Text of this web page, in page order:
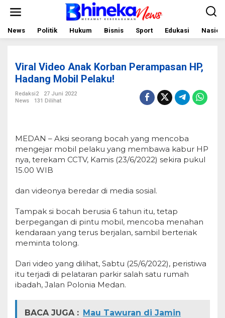
News Politik Hukum Bisnis Sport Edukasi
Viral Video Anak Korban Perampasan HP,
Hadang Mobil Pelaku!
Redaksi2
27 Juni 2022
News
131 Dilihat
MEDAN – Aksi seorang bocah yang mencoba
mengejar mobil pelaku yang membawa kabur HP
nya, terekam CCTV, Kamis (23/6/2022) sekira pukul
15.00 WIB
dan videonya beredar di media sosial.
Tampak si bocah berusia 6 tahun itu, tetap
berpegangan di pintu mobil, mencoba menahan
kendaraan yang terus berjalan, sambil berteriak
meminta tolong.
Dari video yang dilihat, Sabtu (25/6/2022), peristiwa
itu terjadi di pelataran parkir salah satu rumah
ibadah, Jalan Polonia Medan.
BACA JUGA : Mau Tawuran di Jamin